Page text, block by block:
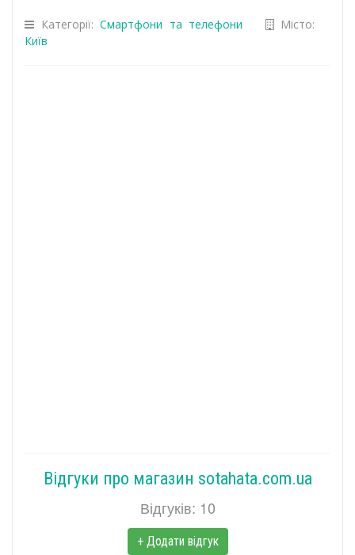
Категорії: Смартфони та телефони
Місто:
Київ
Відгуки про магазин sotahata.com.ua
Відгуків: 10
+ Додати відгук